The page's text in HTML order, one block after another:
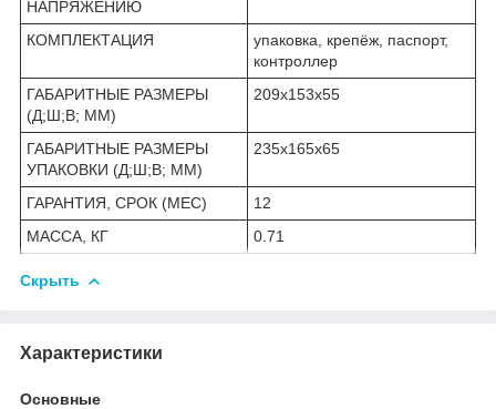
НАПРЯЖЕНИЮ
КОМПЛЕКТАЦИЯ
упаковка, крепёж, паспорт,
контроллер
ГАБАРИТНЫЕ РАЗМЕРЫ
(Д;Ш;В; ММ)
209х153х55
ГАБАРИТНЫЕ РАЗМЕРЫ
УПАКОВКИ (Д;Ш;В; ММ)
235х165х65
ГАРАНТИЯ, СРОК (МЕС)
12
МАССА, КГ
0.71
Скрыть
Характеристики
Основные